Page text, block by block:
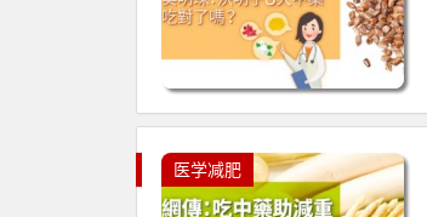
医学减肥